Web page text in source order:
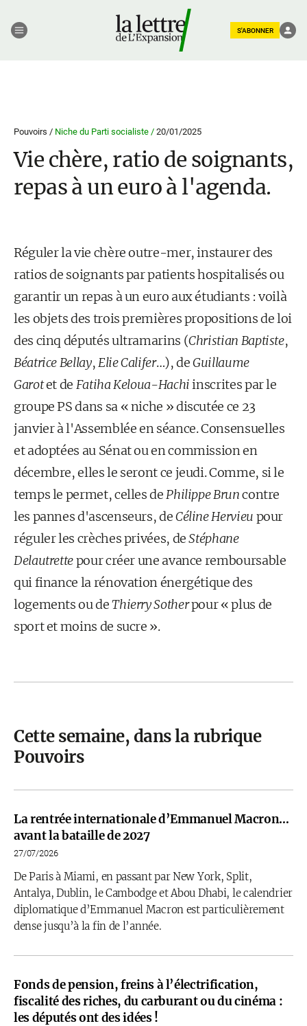
S'ABONNER
Pouvoirs / Niche du Parti socialiste / 20/01/2025
Vie chère, ratio de soignants,
repas à un euro à l'agenda.
Réguler la vie chère outre-mer, instaurer des
ratios de soignants par patients hospitalisés ou
garantir un repas à un euro aux étudiants : voilà
les objets des trois premières propositions de loi
des cinq députés ultramarins (Christian Baptiste,
Béatrice Bellay,Elie Califer…), deGuillaume
Garotet de Fatiha Keloua-Hachiinscrites par le
groupe PS dans sa « niche » discutée ce 23
janvier à l'Assemblée en séance. Consensuelles
et adoptées au Sénat ou en commission en
décembre, elles le seront ce jeudi. Comme, si le
temps le permet, celles dePhilippe Bruncontre
les pannes d'ascenseurs, deCéline Hervieu pour
réguler les crèches privées, deStéphane
Delautrettepour créer une avance remboursable
qui finance la rénovation énergétique des
logements ou deThierry Sotherpour « plus de
sport et moins de sucre ».
Cette semaine, dans la rubrique
Pouvoirs
La rentrée internationale d’Emmanuel Macron…
avant la bataille de 2027
27/07/2026
De Paris à Miami, en passant par New York, Split,
Antalya, Dublin, le Cambodge et Abou Dhabi, le calendrier
diplomatique d’Emmanuel Macron est particulièrement
dense jusqu’à la fin de l’année.
Fonds de pension, freins à l’électrification,
fiscalité des riches, du carburant ou du cinéma :
les députés ont des idées !